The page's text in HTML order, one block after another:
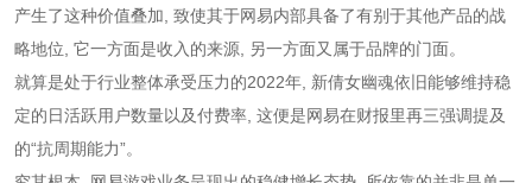
产生了这种价值叠加, 致使其于网易内部具备了有别于其他产品的战
略地位, 它一方面是收入的来源, 另一方面又属于品牌的门面。
就算是处于行业整体承受压力的2022年, 新倩女幽魂依旧能够维持稳
定的日活跃用户数量以及付费率, 这便是网易在财报里再三强调提及
的“抗周期能力”。